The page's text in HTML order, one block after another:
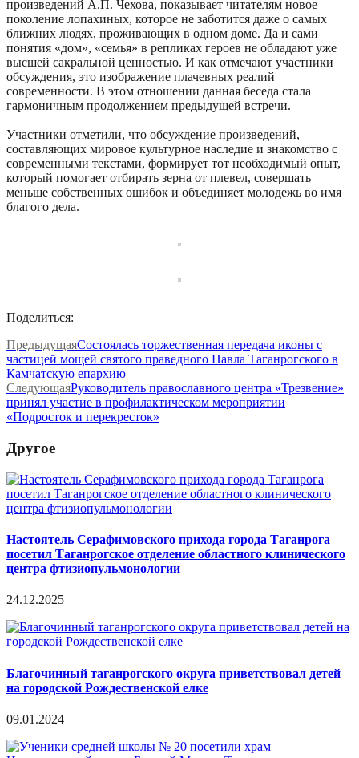
произведений А.П. Чехова, показывает читателям новое
поколение лопахиных, которое не заботится даже о самых
ближних людях, проживающих в одном доме. Да и сами
понятия «дом», «семья» в репликах героев не обладают уже
высшей сакральной ценностью. И как отмечают участники
обсуждения, это изображение плачевных реалий
современности. В этом отношении данная беседа стала
гармоничным продолжением предыдущей встречи.
Участники отметили, что обсуждение произведений,
составляющих мировое культурное наследие и знакомство с
современными текстами, формирует тот необходимый опыт,
который помогает отбирать зерна от плевел, совершать
меньше собственных ошибок и объединяет молодежь во имя
благого дела.
Поделиться:
ПредыдущаяСостоялась торжественная передача иконы с
частицей мощей святого праведного Павла Таганрогского в
Камчатскую епархию
СледующаяРуководитель православного центра «Трезвение»
принял участие в профилактическом мероприятии
«Подросток и перекресток»
Другое
Настоятель Серафимовского прихода города Таганрога
посетил Таганрогское отделение областного клинического
центра фтизиопульмонологии
24.12.2025
Благочинный таганрогского округа приветствовал детей
на городской Рождественской елке
09.01.2024